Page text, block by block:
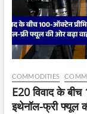
COMMODITIES
E20 विवाद के बीच
इथेनॉल-फ्री फ्यूल